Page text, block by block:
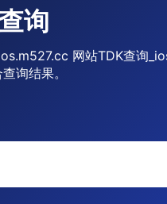
询
网站TDK查询
询结果。